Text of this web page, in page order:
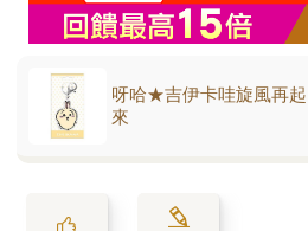
呀哈★吉伊卡哇旋風再
來